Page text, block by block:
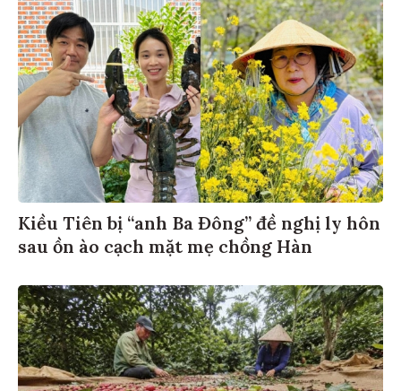
Kiều Tiên bị “anh Ba Đông” đề nghị ly hôn
sau ồn ào cạch mặt mẹ chồng Hàn